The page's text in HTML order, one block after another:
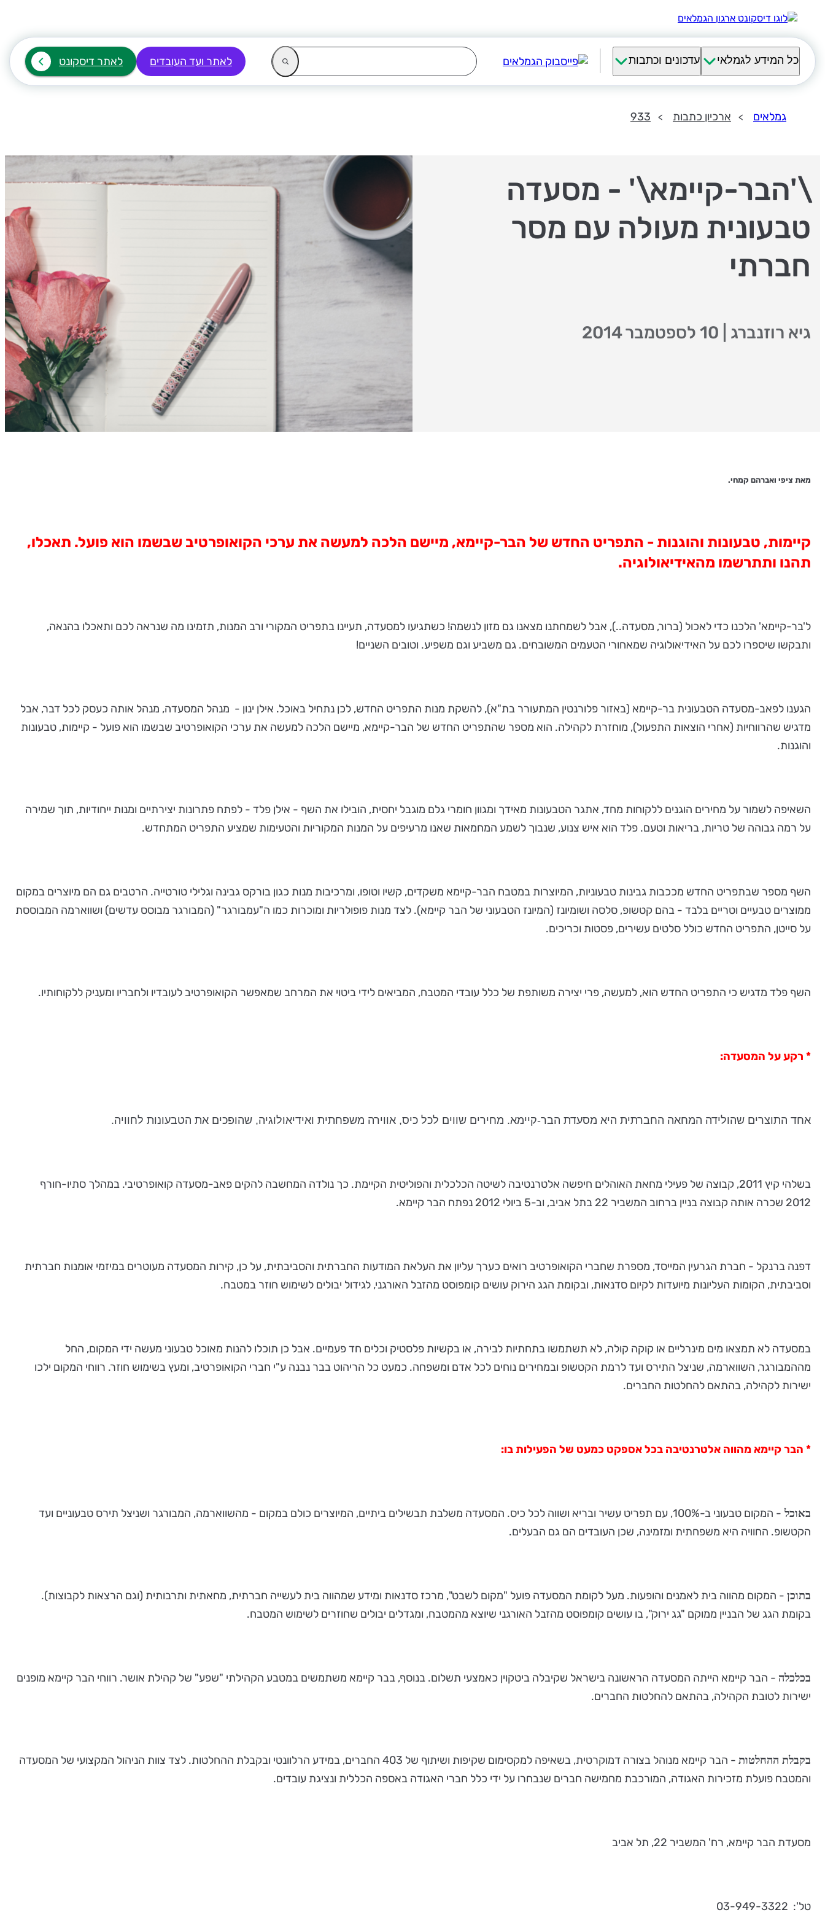
כל המידע לגמלאי עדכונים וכתבות לאתר ועד העובדים לאתר דיסקונט
גמלאים ארכיון כתבות 933
\'הבר-קיימא\' - מסעדה
טבעונית מעולה עם מסר
חברתי
גיא רוזנברג
מאת ציפי ואברהם קמחי.
קיימות, טבעונות והוגנות - התפריט החדש של הבר-קיימא, מיישם הלכה למעשה את ערכי הקואופרטיב שבשמו הוא פועל. תאכלו,
תהנו ותתרשמו מהאידיאולוגיה.
ל'בר-קיימא' הלכנו כדי לאכול (ברור, מסעדה..), אבל לשמחתנו מצאנו גם מזון לנשמה! כשתגיעו למסעדה, תעיינו בתפריט המקורי ורב המנות, תזמינו מה שנראה לכם ותאכלו בהנאה,
ותבקשו שיספרו לכם על האידיאולוגיה שמאחורי הטעמים המשובחים. גם משביע וגם משפיע. וטובים השניים!
הגענו לפאב-מסעדה הטבעונית בר-קיימא (באזור פלורנטין המתעורר בת"א), להשקת מנות התפריט החדש, לכן נתחיל באוכל. אילן ינון - מנהל המסעדה, מנהל אותה כעסק לכל דבר, אבל
מדגיש שהרווחיות (אחרי הוצאות התפעול), מוחזרת לקהילה. הוא מספר שהתפריט החדש של הבר-קיימא, מיישם הלכה למעשה את ערכי הקואופרטיב שבשמו הוא פועל - קיימות, טבעונות
והוגנות.
השאיפה לשמור על מחירים הוגנים ללקוחות מחד, אתגר הטבעונות מאידך ומגוון חומרי גלם מוגבל יחסית, הובילו את השף - אילן פלד - לפתח פתרונות יצירתיים ומנות ייחודיות, תוך שמירה
על רמה גבוהה של טריות, בריאות וטעם. פלד הוא איש צנוע, שנבוך לשמע המחמאות שאנו מרעיפים על המנות המקוריות והטעימות שמציע התפריט המתחדש.
השף מספר שבתפריט החדש מככבות גבינות טבעוניות, המיוצרות במטבח הבר-קיימא משקדים, קשיו וטופו, ומרכיבות מנות כגון בורקס גבינה וגלילי טורטייה. הרטבים גם הם מיוצרים במקום
ממוצרים טבעיים וטריים בלבד - בהם קטשופ, סלסה ושומיונז (המיונז הטבעוני של הבר קיימא). לצד מנות פופולריות ומוכרות כמו ה"עמבורגר" (המבורגר מבוסס עדשים) ושווארמה המבוססת
על סייטן, התפריט החדש כולל סלטים עשירים, פסטות וכריכים.
השף פלד מדגיש כי התפריט החדש הוא, למעשה, פרי יצירה משותפת של כלל עובדי המטבח, המביאים לידי ביטוי את המרחב שמאפשר הקואופרטיב לעובדיו ולחבריו ומעניק ללקוחותיו.
* רקע על המסעדה:
אחד התוצרים שהולידה המחאה החברתית היא מסעדת הבר-קיימא. מחירים שווים לכל כיס, אווירה משפחתית ואידיאולוגיה, שהופכים את הטבעונות לחוויה.
בשלהי קיץ 2011, קבוצה של פעילי מחאת האוהלים חיפשה אלטרנטיבה לשיטה הכלכלית והפוליטית הקיימת. כך נולדה המחשבה להקים פאב-מסעדה קואופרטיבי. במהלך סתיו-חורף
2012 שכרה אותה קבוצה בניין ברחוב המשביר 22 בתל אביב, וב-5 ביולי 2012 נפתח הבר קיימא.
דפנה ברנקל - חברת הגרעין המייסד, מספרת שחברי הקואופרטיב רואים כערך עליון את העלאת המודעות החברתית והסביבתית, על כן, קירות המסעדה מעוטרים במיזמי אומנות חברתית
וסביבתית, הקומות העליונות מיועדות לקיום סדנאות, ובקומת הגג הירוק עושים קומפוסט מהזבל האורגני, לגידול יבולים לשימוש חוזר במטבח.
במסעדה לא תמצאו מים מינרליים או קוקה קולה, לא תשתמשו בתחתיות לבירה, או בקשיות פלסטיק וכלים חד פעמיים. אבל כן תוכלו להנות מאוכל טבעוני מעשה ידי המקום, החל
מההמבורגר, השווארמה, שניצל התירס ועד לרמת הקטשופ ובמחירים נוחים לכל אדם ומשפחה. כמעט כל הריהוט בבר נבנה ע"י חברי הקואופרטיב, ומעץ בשימוש חוזר. רווחי המקום ילכו
ישירות לקהילה, בהתאם להחלטות החברים.
* הבר קיימא מהווה אלטרנטיבה בכל אספקט כמעט של הפעילות בו:
באוכל
- המקום טבעוני ב-100%, עם תפריט עשיר ובריא ושווה לכל כיס. המסעדה משלבת תבשילים ביתיים, המיוצרים כולם במקום - מהשווארמה, המבורגר ושניצל תירס טבעוניים ועד
הקטשופ. החוויה היא משפחתית ומזמינה, שכן העובדים הם גם הבעלים.
בתוכן - המקום מהווה בית לאמנים והופעות. מעל לקומת המסעדה פועל "מקום לשבט", מרכז סדנאות ומידע שמהווה בית לעשייה חברתית, מחאתית ותרבותית (וגם הרצאות לקבוצות).
בקומת הגג של הבניין ממוקם "גג ירוק", בו עושים קומפוסט מהזבל האורגני שיוצא מהמטבח, ומגדלים יבולים שחוזרים לשימוש המטבח.
בכלכלה - הבר קיימא הייתה המסעדה הראשונה בישראל שקיבלה ביטקוין כאמצעי תשלום. בנוסף, בבר קיימא משתמשים במטבע הקהילתי "שפע" של קהילת אושר. רווחי הבר קיימא מופנים
ישירות לטובת הקהילה, בהתאם להחלטות החברים.
בקבלת ההחלטות
- הבר קיימא מנוהל בצורה דמוקרטית, בשאיפה למקסימום שקיפות ושיתוף של 403 החברים, במידע הרלוונטי ובקבלת ההחלטות. לצד צוות הניהול המקצועי של המסעדה
והמטבח פועלת מזכירות האגודה, המורכבת מחמישה חברים שנבחרו על ידי כלל חברי האגודה באספה הכללית ונציגת עובדים.
מסעדת הבר קיימא, רח' המשביר 22, תל אביב
טל': 03-949-3322